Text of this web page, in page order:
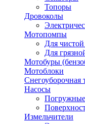
Топоры
Дровоколы
Мотопомпы
Для
Для
Мотобуры
Мотоблоки
Снегоуборочная
Насосы
Измельчители